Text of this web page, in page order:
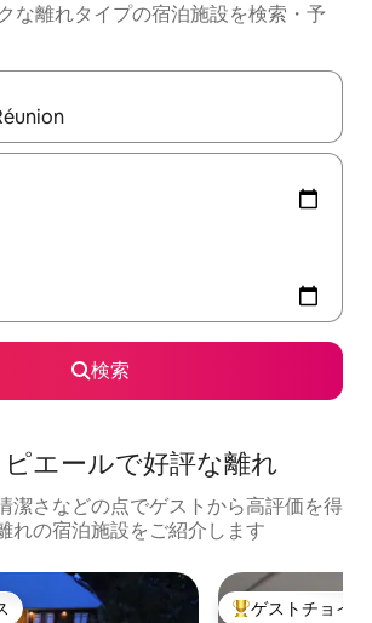
な離れタイプの宿泊施設を検索・予
れたら、上下の矢印キーを使って移動するか
検索
エールで好評な離れ
潔さなどの点でゲストから高評価を得
れの宿泊施設をご紹介します
ゲストチョイス